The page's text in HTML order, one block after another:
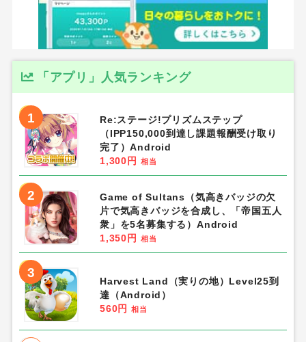
「アプリ」人気ランキング
1
Re:ステージ!プリズムステップ
（IPP150,000到達し課題報酬受け取り
完了）Android
1,300円
相当
2
Game of Sultans（気高きバッジの欠
片で気高きバッジを合成し、「帝国五人
衆」を5名募集する）Android
1,350円
相当
3
Harvest Land（実りの地）Level25到
達（Android）
560円
相当